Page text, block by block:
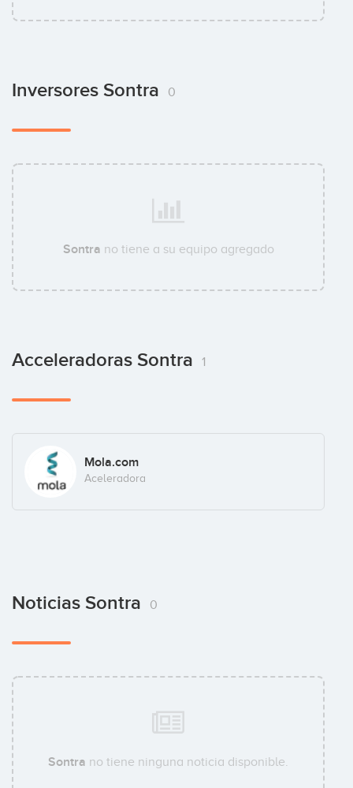
Inversores Sontra 0
Sontra no tiene a su equipo agregado
Acceleradoras Sontra 1
Mola.com
Aceleradora
Noticias Sontra 0
Sontra no tiene ninguna noticia disponible.